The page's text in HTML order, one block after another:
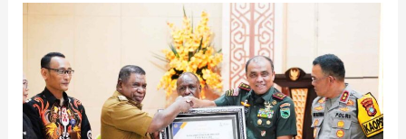
Kodam
Terima
Penghargaan
dari
DJPb